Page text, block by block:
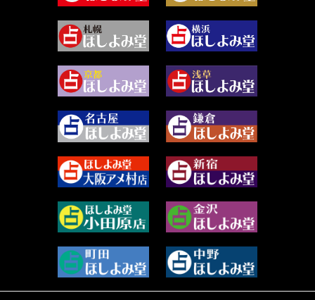
藻那ムール (2)
白丸モカ (180)
水浅葱 旬時 (150)
阿佐霧 峰麿 (37)
源 彩乃 (65)
美月マーシャ (212)
芽百マミム (739)
真巳華 - Mamika - (268)
プラタ 真寿 (164)
紅月Luru (4)
ルーカス伽豆海 (1111)
2024年3月 (49)
2024年2月 (40)
2024年1月 (63)
2023年12月 (86)
2023年11月 (67)
2023年10月 (36)
2023年9月 (37)
2023年8月 (46)
2023年7月 (59)
2023年6月 (73)
2023年5月 (67)
2023年4月 (73)